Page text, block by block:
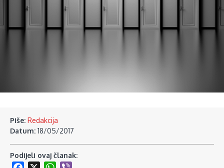
Piše: Redakcija
Datum: 18/05/2017
Podijeli ovaj članak: